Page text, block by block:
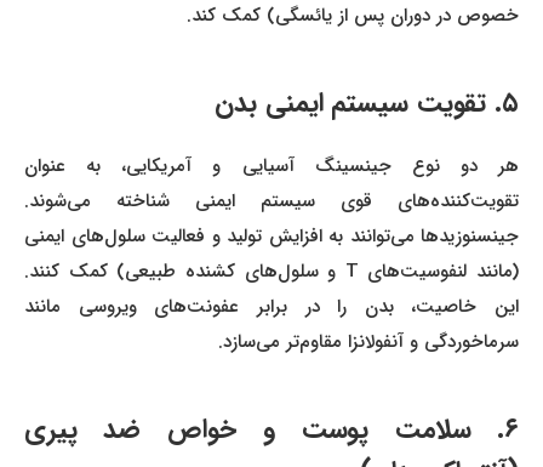
خصوص در دوران پس از یائسگی) کمک کند.
هر دو نوع جینسینگ آسیایی و آمریکایی، به عنوان
تقویت‌کننده‌های قوی سیستم ایمنی شناخته می‌شوند.
جینسنوزیدها می‌توانند به افزایش تولید و فعالیت سلول‌های ایمنی
(مانند لنفوسیت‌های T و سلول‌های کشنده طبیعی) کمک کنند.
این خاصیت، بدن را در برابر عفونت‌های ویروسی مانند
سرماخوردگی و آنفولانزا مقاوم‌تر می‌سازد.
۶. سلامت پوست و خواص ضد پیری